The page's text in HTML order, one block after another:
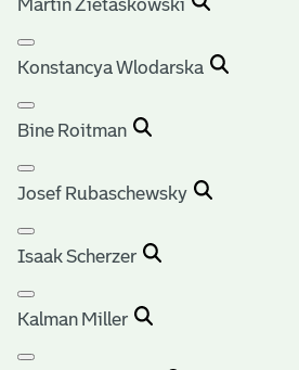
Martin Zietaskowski
Konstancya Wlodarska
Bine Roitman
Josef Rubaschewsky
Isaak Scherzer
Kalman Miller